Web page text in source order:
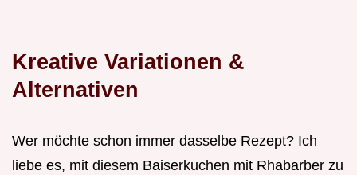
Kreative Variationen &
Alternativen
Wer möchte schon immer dasselbe Rezept? Ich
liebe es, mit diesem Baiserkuchen mit Rhabarber zu